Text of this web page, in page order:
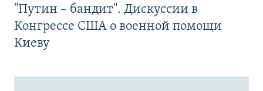
"Путин – бандит". Дискуссии в
Конгрессе США о военной помощи
Киеву